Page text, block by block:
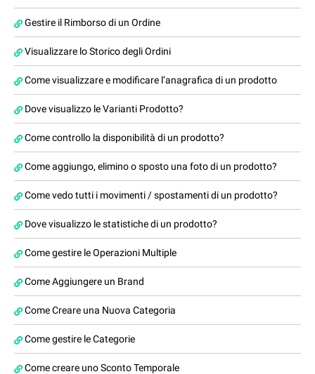
Gestire il Rimborso di un Ordine
Visualizzare lo Storico degli Ordini
Come visualizzare e modificare l’anagrafica di un prodotto
Dove visualizzo le Varianti Prodotto?
Come controllo la disponibilità di un prodotto?
Come aggiungo, elimino o sposto una foto di un prodotto?
Come vedo tutti i movimenti / spostamenti di un prodotto?
Dove visualizzo le statistiche di un prodotto?
Come gestire le Operazioni Multiple
Come Aggiungere un Brand
Come Creare una Nuova Categoria
Come gestire le Categorie
Come creare uno Sconto Temporale